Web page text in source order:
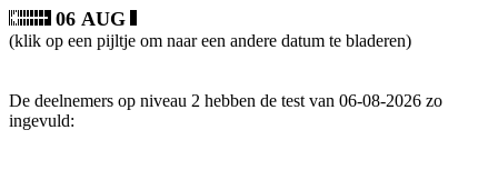
06 AUG
(klik op een pijltje om naar een andere datum te bladeren)
De deelnemers op niveau 2 hebben de test van 06-08-2026 zo
ingevuld: